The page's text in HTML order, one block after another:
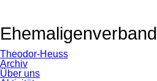
Ehemaligenverband
Navigation
überspringen
Theodor-Heuss
Archiv
Über uns